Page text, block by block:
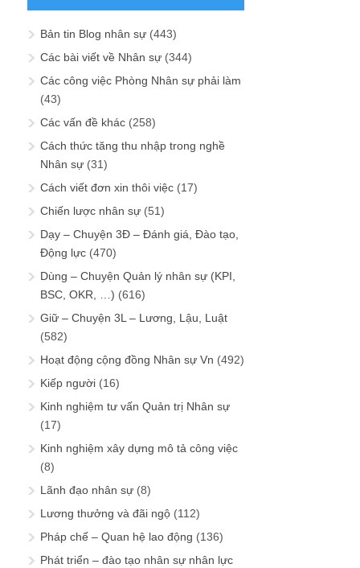
Bản tin Blog nhân sự (443)
Các bài viết về Nhân sự (344)
Các công việc Phòng Nhân sự phải làm
(43)
Các vấn đề khác (258)
Cách thức tăng thu nhập trong nghề
Nhân sự (31)
Cách viết đơn xin thôi việc (17)
Chiến lược nhân sự (51)
Dạy – Chuyện 3Đ – Đánh giá, Đào tạo,
Động lực (470)
Dùng – Chuyện Quản lý nhân sự (KPI,
BSC, OKR, …) (616)
Giữ – Chuyện 3L – Lương, Lậu, Luật
(582)
Hoạt động cộng đồng Nhân sự Vn (492)
Kiếp người (16)
Kinh nghiệm tư vấn Quản trị Nhân sự
(17)
Kinh nghiệm xây dựng mô tả công việc
(8)
Lãnh đạo nhân sự (8)
Lương thưởng và đãi ngộ (112)
Pháp chế – Quan hệ lao động (136)
Phát triển – đào tạo nhân sự nhân lực